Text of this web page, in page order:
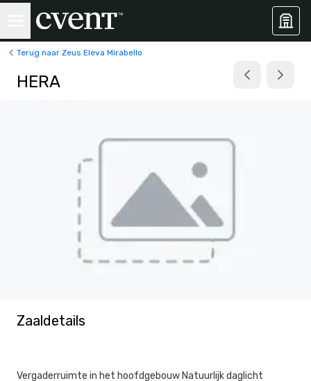
Terug naar Zeus Eleva Mirabello
HERA
Zaaldetails
Vergaderruimte in het hoofdgebouw Natuurlijk daglicht